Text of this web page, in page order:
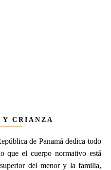
Y CRIANZA
de Panamá dedica todo
que el cuerpo normativo está
del menor y la familia,